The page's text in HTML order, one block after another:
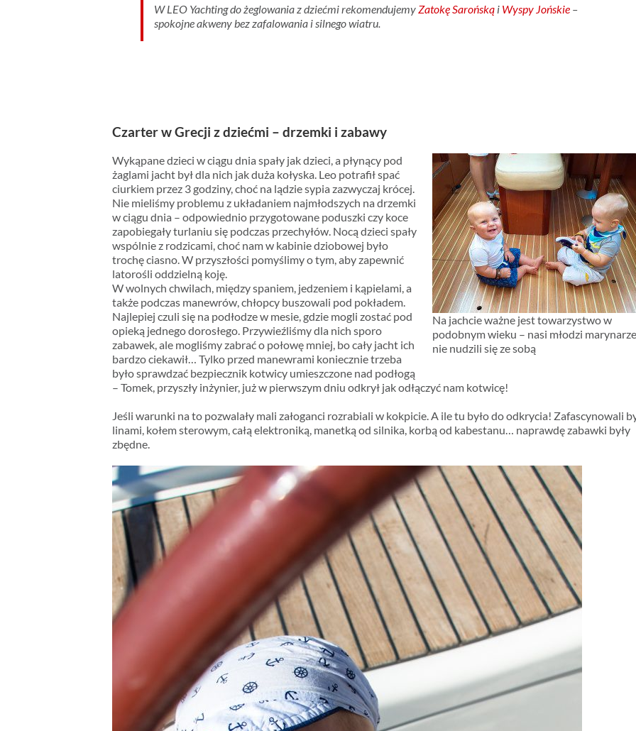
W LEO Yachting do żeglowania z dziećmi rekomendujemyZatokę Sarońską i Wyspy Jońskie –
spokojne akweny bez zafalowania i silnego wiatru.
Czarter w Grecji z dziećmi – drzemki i zabawy
Na jachcie ważne jest towarzystwo w
podobnym wieku – nasi młodzi marynarze
nie nudzili się ze sobą
Wykąpane dzieci w ciągu dnia spały jak dzieci, a płynący pod
żaglami jacht był dla nich jak duża kołyska. Leo potrafił spać
ciurkiem przez 3 godziny, choć na lądzie sypia zazwyczaj krócej.
Nie mieliśmy problemu z układaniem najmłodszych na drzemki
w ciągu dnia – odpowiednio przygotowane poduszki czy koce
zapobiegały turlaniu się podczas przechyłów. Nocą dzieci spały
wspólnie z rodzicami, choć nam w kabinie dziobowej było
trochę ciasno. W przyszłości pomyślimy o tym, aby zapewnić
latorośli oddzielną koję.
W wolnych chwilach, między spaniem, jedzeniem i kąpielami, a
także podczas manewrów, chłopcy buszowali pod pokładem.
Najlepiej czuli się na podłodze w mesie, gdzie mogli zostać pod
opieką jednego dorosłego. Przywieźliśmy dla nich sporo
zabawek, ale mogliśmy zabrać o połowę mniej, bo cały jacht ich
bardzo ciekawił… Tylko przed manewrami koniecznie trzeba
było sprawdzać bezpiecznik kotwicy umieszczone nad podłogą
– Tomek, przyszły inżynier, już w pierwszym dniu odkrył jak odłączyć nam kotwicę!
Jeśli warunki na to pozwalały mali załoganci rozrabiali w kokpicie. A ile tu było do odkrycia! Zafascynowali
linami, kołem sterowym, całą elektroniką, manetką od silnika, korbą od kabestanu… naprawdę zabawki były
zbędne.